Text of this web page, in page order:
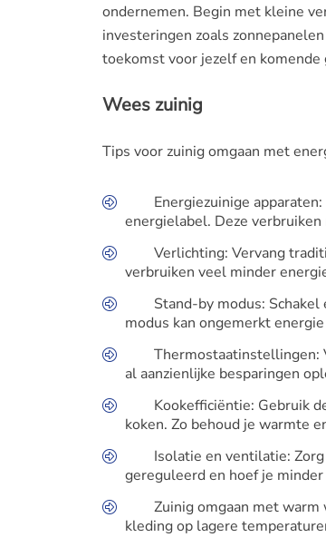
ondernemen. Begin met kleine
investeringen zoals
toekomst voor jezelf en
Wees zuinig
Tips voor zuinig omgaan met
Energiezuinige
energielabel. Deze
Verlichting: Vervang
verbruiken veel minder
Stand-by modus:
modus kan ongemerkt
Thermostaatinstellingen:
al aanzienlijke besparingen
Kookefficiëntie: Gebruik
koken. Zo behoud je warmte
Isolatie en ventilatie:
gereguleerd en hoef je
Zuinig omgaan met
kleding op lagere